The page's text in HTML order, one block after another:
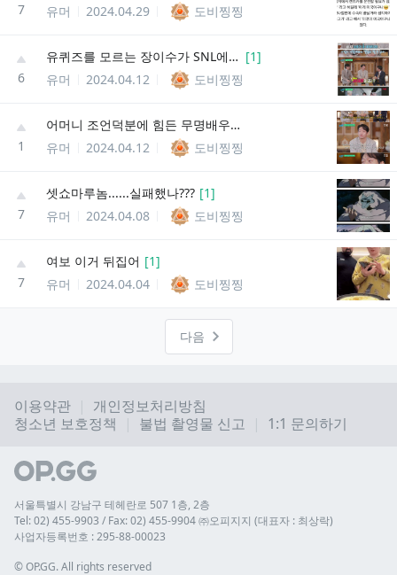
7
유머
2024.04.29 도비찡찡
6
유퀴즈를 모르는 장이수가 SNL에 출연한 이유 [1]
유머
2024.04.12 도비찡찡
1
어머니 조언덕분에 힘든 무명배우 시절 이겨냈다는 장이수
유머
2024.04.12 도비찡찡
7
셋쇼마루놈......실패했나??? [1]
유머
2024.04.08 도비찡찡
7
여보 이거 뒤집어 [1]
유머
2024.04.04 도비찡찡
다음
이용약관
개인정보처리방침
청소년 보호정책
불법 촬영물 신고 1:1 문의하기
서울특별시 강남구 테헤란로 507 1층, 2층
Tel: 02) 455-9903 / Fax: 02) 455-9904 ㈜오피지지 (대표자 : 최상락)
사업자등록번호 : 295-88-00023
© OP.GG. All rights reserved